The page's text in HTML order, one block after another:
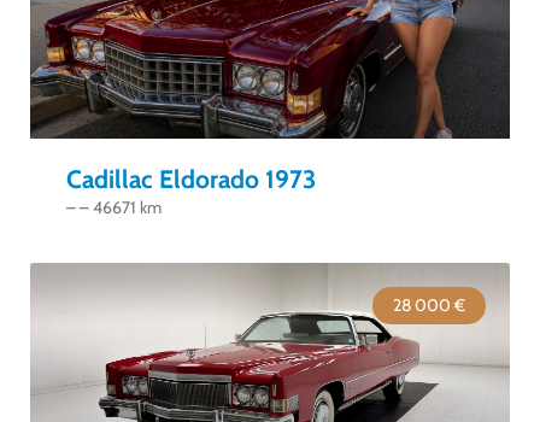
Cadillac Eldorado 1973
– – 46671 km
28 000 €